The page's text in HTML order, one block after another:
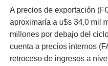
A precios de exportación
aproximaría a u$s 34,0 mil
millones por debajo del
cuenta a precios internos
retroceso de ingresos a